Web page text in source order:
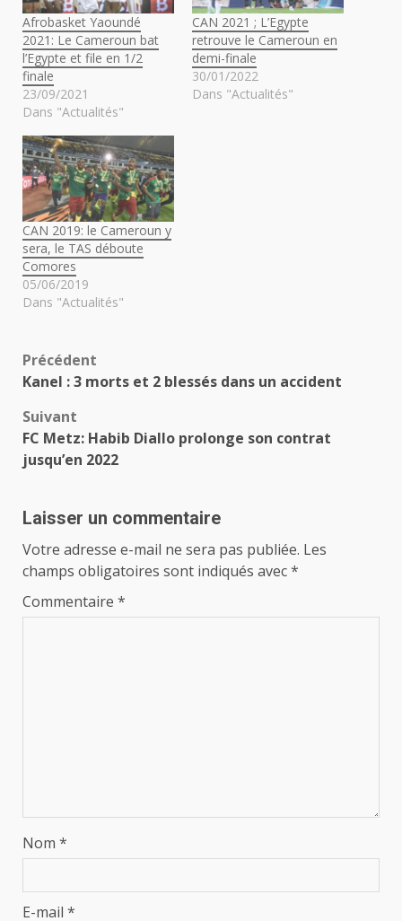
Afrobasket Yaoundé
2021: Le Cameroun bat
l’Egypte et file en 1/2
finale
23/09/2021
Dans "Actualités"
CAN 2021 ; L’Egypte
retrouve le Cameroun en
demi-finale
30/01/2022
Dans "Actualités"
CAN 2019: le Cameroun y
sera, le TAS déboute
Comores
05/06/2019
Dans "Actualités"
Navigation
Précédent
Kanel : 3 morts et 2 blessés dans un accident
Suivant
FC Metz: Habib Diallo prolonge son contrat
jusqu’en 2022
Laisser un commentaire
Votre adresse e-mail ne sera pas publiée. Les
champs obligatoires sont indiqués avec*
Commentaire *
Nom *
E-mail *